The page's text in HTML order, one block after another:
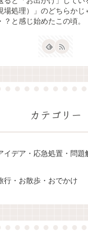
場処理）」のどちらかじ
？と感じ始めたこの頃。
カテゴリー
イデア・応急処置・問題
行・お散歩・おでかけ